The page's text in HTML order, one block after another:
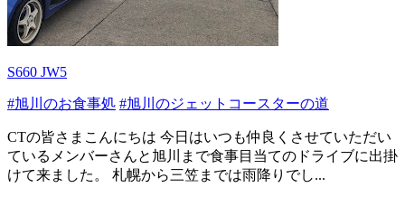
S660 JW5
#旭川のお食事処 #旭川のジェットコースターの道
CTの皆さまこんにちは 今日はいつも仲良くさせていただい
ているメンバーさんと旭川まで食事目当てのドライブに出掛
けて来ました。 札幌から三笠までは雨降りでし...